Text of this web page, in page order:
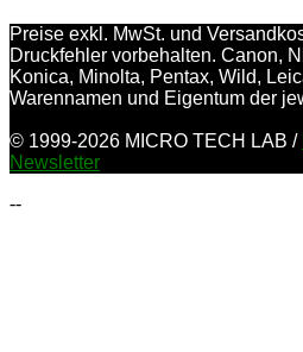
Preise exkl. MwSt. und
Druckfehler vorbehalten. Canon,
Konica, Minolta, Pentax, Wild,
Warennamen und Eigentum der
© 1999-2026 MICRO TECH LAB /
Newsletter
--